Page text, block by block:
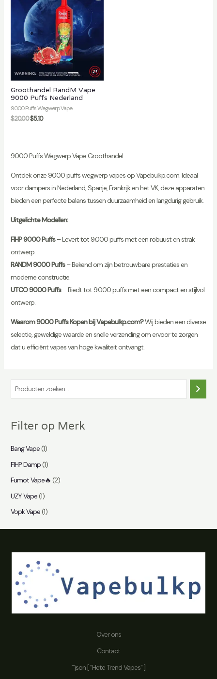
Groothandel RandM Vape
9000 Puffs Nederland
9000 Puffs Wegwerp Vape
$20.00$5.10
9000 Puffs Wegwerp Vape Groothandel
Ontdek onze 9000 puffs wegwerp vapes op Vapebulkp.com. Ideaal
voor dampers in Nederland, Spanje, Frankrijk en het VK, deze apparaten
bieden een perfecte balans tussen duurzaamheid en langdurig gebruik.
Uitgelichte Modellen:
FIHP 9000 Puffs– Levert tot 9.000 puffs met een robuust en strak
ontwerp.
RANDM 9000 Puffs– Bekend om zijn betrouwbare prestaties en
moderne constructie.
UTCO 9000 Puffs– Biedt tot 9.000 puffs met een compact en stijlvol
ontwerp.
Waarom 9000 Puffs Kopen bij Vapebulkp.com?Wij bieden een diverse
selectie, geweldige waarde en snelle verzending om ervoor te zorgen
dat u efficiënt vapes van hoge kwaliteit ontvangt.
o
k
n
Filter op Merk
Bang Vape(1)
FIHP Damp(1)
Fumot Vape🔥 (2)
UZY Vape(1)
Vopk Vape(1)
Over ons
Contact
```json [ "Hete Trend Vapes" ]